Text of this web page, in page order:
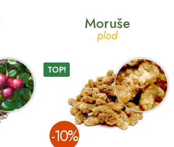
Moruše
plod
TOP!
­-10%